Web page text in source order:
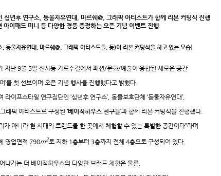
십년후 연구소 ,동물자유연대 마르쉐@,그래픽 아티스트가 함께 리본 커팅식 진행
아이패드 미니 등 다양한 경품 증정하는 오픈 기념 이벤트 진행
동물자유연대 마르쉐 @, 그래픽 아티스트들 등)이 리본 커팅식을 하고 있는 모습]
지난9월 5일 신사동 가로수길에서 패션/문화/예술이 융합된 새로운 공간
’를 첫 선보이며 오픈 기념 행사를 진행했다고 밝혔다
이프스타일 연구집단인 ‘십년후 연구소’ 동물보호단체 ‘동물자유연대’
래픽 아티스트로 구성된 ‘베이직하우스 친구들’과 함께 리본 커팅식을 진행했다.
가 아니라 현 시대의 트렌드를 한 곳에서 체험할 수 있는 특별한 공간이다”라며
영업면적 790m 2로 지하1층부터 3층까지 전체 4층으로 구성되어 있다.
나가는 더 베이직하우스의 다양한 브랜드 체험은 물론